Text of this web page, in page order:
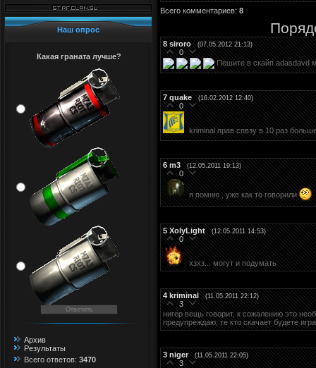
Наш опрос
Какая граната лучше?
Архив
Результаты
Всего ответов: 3470
Всего комментариев: 8
8 siroro (07.05.2012 21:13)
0
Пешите в скайп adasdavd
7 quake (16.02.2012 12:40)
0
kriminal прав спвзу в 10 раз
6 m3 (12.05.2011 19:13)
0
я помню , уже как то говорили
5 XolyLight (12.05.2011 14:53)
0
хзхз... могут и подумать
4 kriminal (11.05.2011 22:12)
3
нигер вещь говорит, к сожалению это
предупреждаю, те кто скачает будете
3 niger (11.05.2011 22:05)
3